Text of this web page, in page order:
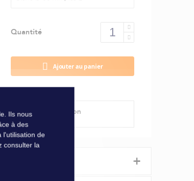
Quantité
Ajouter au panier
Modes de livraison
+
Ils nous
à des
l'utilisation de
consulter la